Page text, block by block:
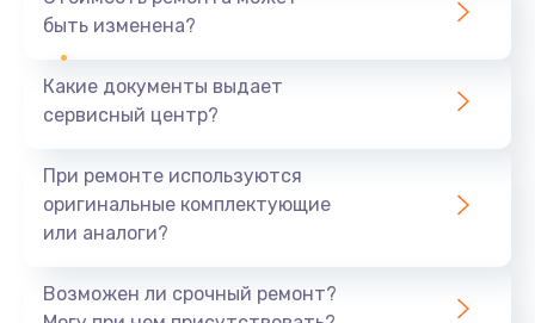
Замена USB порта
Замена материнской платы
Заказать
быть изменена?
Какие документы выдает
сервисный центр?
При ремонте используются
оригинальные комплектующие
или аналоги?
Возможен ли срочный ремонт?